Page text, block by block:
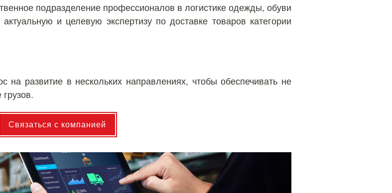
подразделение профессионалов в логистике одежды, обуви
и целевую экспертизу по доставке товаров категории
развитие в нескольких направлениях, чтобы обеспечивать не
Связаться с компанией